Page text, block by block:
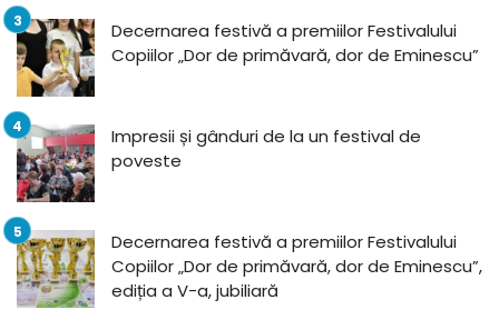
Decernarea festivă a premiilor Festivalului
Copiilor „Dor de primăvară, dor de Eminescu”
Impresii și gânduri de la un festival de
poveste
Decernarea festivă a premiilor Festivalului
Copiilor „Dor de primăvară, dor de Eminescu”,
ediția a V-a, jubiliară